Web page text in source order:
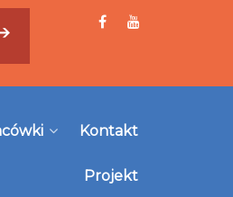
Kontakt
Projekt